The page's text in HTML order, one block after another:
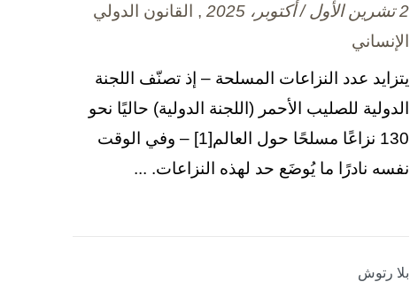
2 تشرين الأول / أكتوبر، 2025
, القانون الدولي
الإنساني
يتزايد عدد النزاعات المسلحة – إذ تصنّف اللجنة
الدولية للصليب الأحمر (اللجنة الدولية) حاليًا نحو
130 نزاعًا مسلحًا حول العالم[1] – وفي الوقت
نفسه نادرًا ما يُوضَع حد لهذه النزاعات. ...
بلا رتوش